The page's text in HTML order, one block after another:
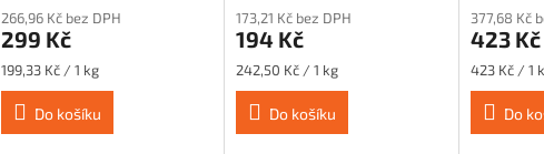
266,96 Kč bez DPH
299 Kč
Měrná
cena:
199,33 Kč / 1 kg
Do košíku
173,21 Kč bez DPH
194 Kč
Měrná
cena:
242,50 Kč / 1 kg
Do košíku
377,68 Kč
423 Kč
Měrná
cena:
423 Kč / 1
Do